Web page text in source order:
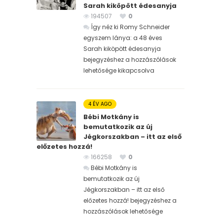
Sarah kiköpött édesanyja
194507
0
Így néz ki Romy Schneider
egyszem lánya: a 48 éves
Sarah kiköpött édesanyja
bejegyzéshez a hozzászólások
lehetősége kikapcsolva
4 ÉV AGO
Bébi Motkány is
bemutatkozik az új
Jégkorszakban – itt az első
előzetes hozzá!
166258
0
Bébi Motkány is
bemutatkozik az új
Jégkorszakban – itt az első
előzetes hozzá! bejegyzéshez a
hozzászólások lehetősége